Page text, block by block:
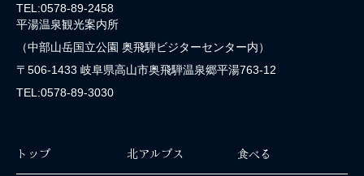
TEL:0578-89-2458
平湯温泉観光案内所
（中部山岳国立公園 奥飛騨ビジターセンター内）
〒506-1433 岐阜県高山市奥飛騨温泉郷平湯763-12
TEL:0578-89-3030
トップ 北アルプス 食べる